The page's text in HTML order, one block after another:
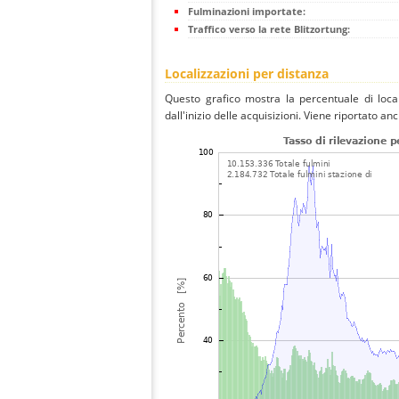
Fulminazioni importate:
Traffico verso la rete Blitzortung:
Localizzazioni per distanza
Questo grafico mostra la percentuale di
dall'inizio delle acquisizioni. Viene riportato